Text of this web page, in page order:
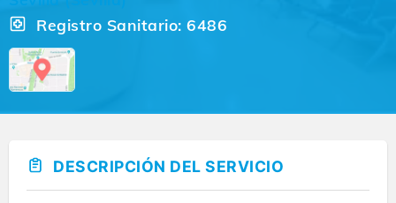
Registro Sanitario: 6486
DESCRIPCIÓN DEL SERVICIO